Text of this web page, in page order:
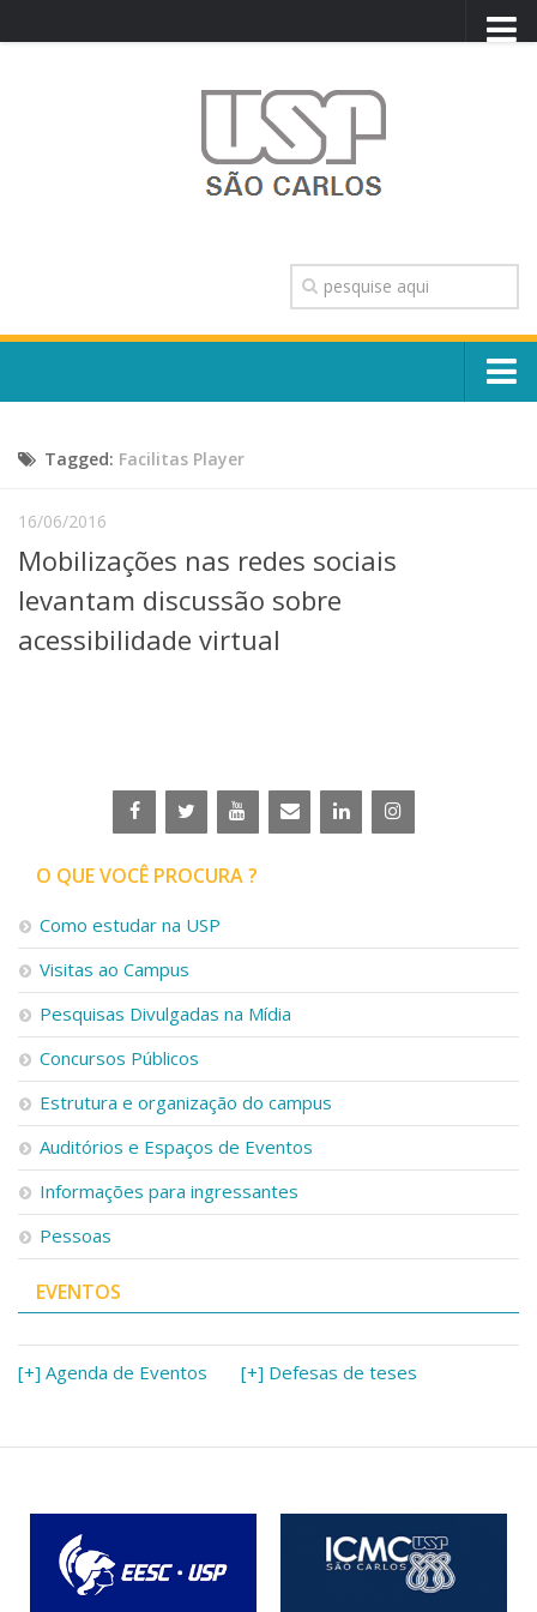
TRANSPARÊNCIA
OUVIDORIA
CONTATO
Escola, Institutos e Órgãos
Núcleos e Comissões
Telefones e Mapas
Graduação
Linhas de Pesquisa
Centros, Núcleos e Projetos em Rede
Iniciação Científica
Empresas Juniores
Extensão à Comunidade
Projetos, Programas e Cursos
Artes, Cultura e Esportes
Museus e Espaços Interativos
Serviços
Bibliotecas
Apoio ao Estudante
Segurança, Trânsito e Prevenção
RH, Administrativo e Financeiro
Outros serviços
Comunicação
Assessorias e Mídias
Aplicativos e Sites
Jornal da USP
Agenda de Eventos
Tagged: Facilitas Player
16/06/2016
Mobilizações nas redes sociais
levantam discussão sobre
acessibilidade virtual
O QUE VOCÊ PROCURA ?
Como estudar na USP
Visitas ao Campus
Pesquisas Divulgadas na Mídia
Concursos Públicos
Estrutura e organização do campus
Auditórios e Espaços de Eventos
Informações para ingressantes
Pessoas
EVENTOS
[+] Agenda de Eventos [+] Defesas de teses